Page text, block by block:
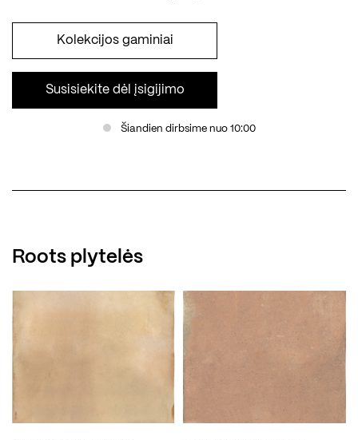
Kolekcijos gaminiai
Susisiekite dėl įsigijimo
Šiandien dirbsime nuo 10:00
Roots plytelės